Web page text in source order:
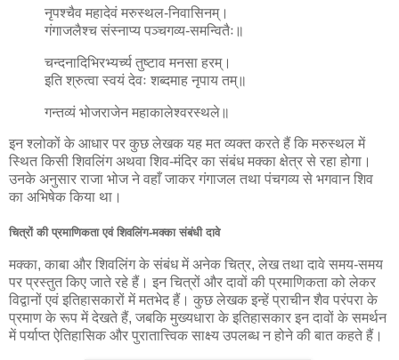
नृपश्चैव महादेवं मरुस्थल-निवासिनम्।
गंगाजलैश्च संस्नाप्य पञ्चगव्य-समन्वितैः॥
चन्दनादिभिरभ्यर्च्य तुष्टाव मनसा हरम्।
इति श्रुत्वा स्वयं देवः शब्दमाह नृपाय तम्॥
गन्तव्यं भोजराजेन महाकालेश्वरस्थले॥
इन श्लोकों के आधार पर कुछ लेखक यह मत व्यक्त करते हैं कि मरुस्थल में
स्थित किसी शिवलिंग अथवा शिव-मंदिर का संबंध मक्का क्षेत्र से रहा होगा।
उनके अनुसार राजा भोज ने वहाँ जाकर गंगाजल तथा पंचगव्य से भगवान शिव
का अभिषेक किया था।
चित्रों की प्रमाणिकता एवं शिवलिंग-मक्का संबंधी दावे
मक्का, काबा और शिवलिंग के संबंध में अनेक चित्र, लेख तथा दावे समय-समय
पर प्रस्तुत किए जाते रहे हैं। इन चित्रों और दावों की प्रमाणिकता को लेकर
विद्वानों एवं इतिहासकारों में मतभेद हैं। कुछ लेखक इन्हें प्राचीन शैव परंपरा के
प्रमाण के रूप में देखते हैं, जबकि मुख्यधारा के इतिहासकार इन दावों के समर्थन
में पर्याप्त ऐतिहासिक और पुरातात्त्विक साक्ष्य उपलब्ध न होने की बात कहते हैं।